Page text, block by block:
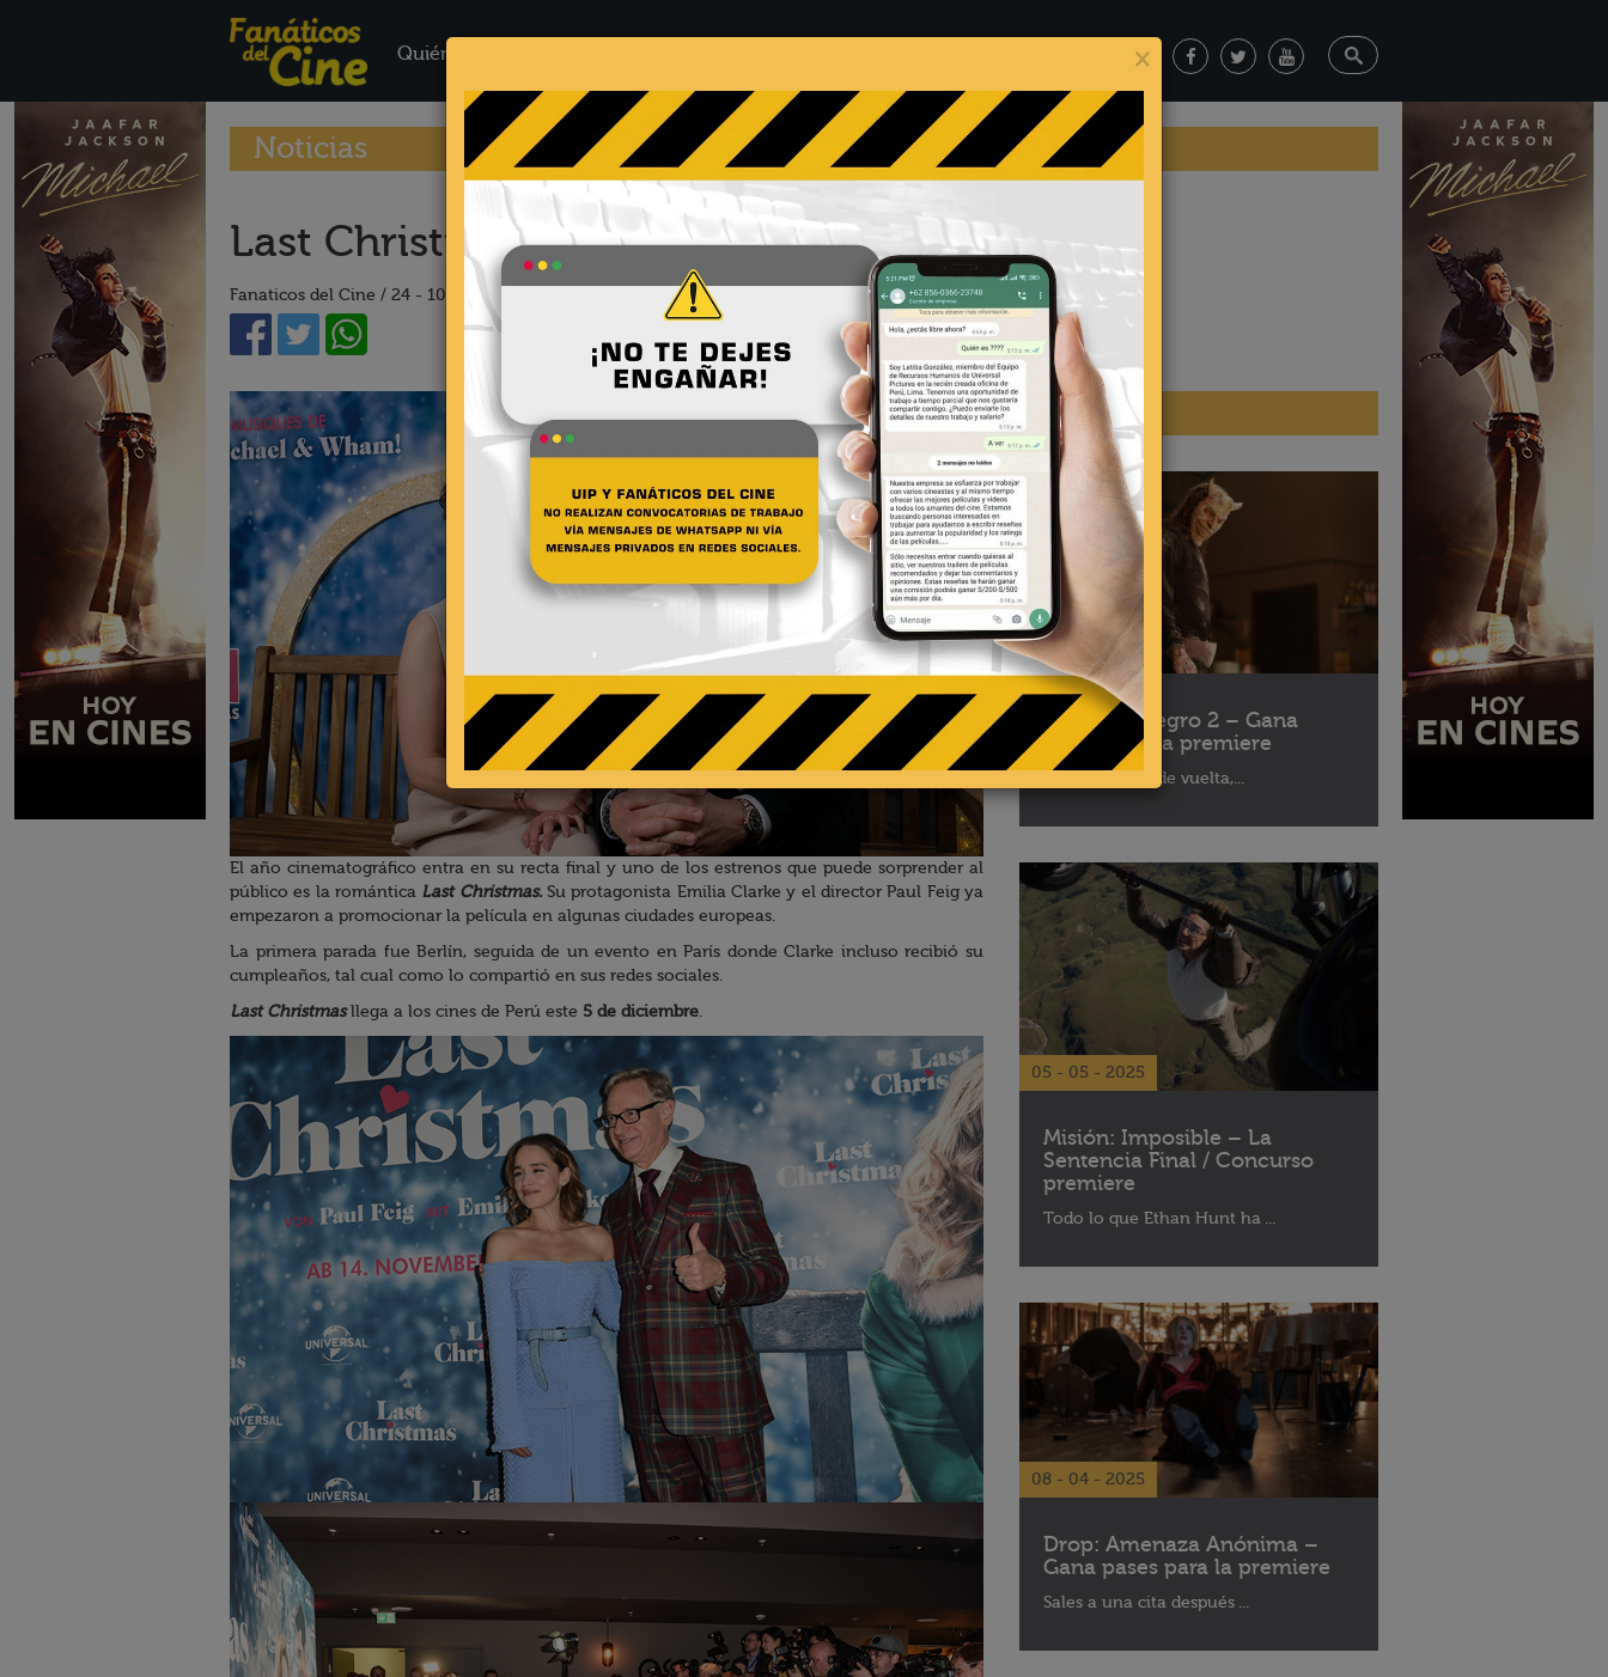
Quiénes Somos
Noticias
Last Christmas arrancó su gira europea
Fanaticos del Cine / 24 - 10 - 19
El año cinematográfico entra en su recta final y uno de los estrenos que puede sorprender al
público es la romántica Last Christmas.Su protagonista Emilia Clarke y el director Paul Feig ya
empezaron a promocionar la película en algunas ciudades europeas.
La primera parada fue Berlín, seguida de un evento en París donde Clarke incluso recibió su
cumpleaños, tal cual como lo compartió en sus redes sociales.
Last Christmasllega a los cines de Perú este 5 de diciembre.
Noticias
02 - 10 - 2025
Teléfono Negro 2 – Gana
pases para la premiere
El Raptor está de vuelta,...
05 - 05 - 2025
Misión: Imposible – La
Sentencia Final / Concurso
premiere
Todo lo que Ethan Hunt ha ...
08 - 04 - 2025
Drop: Amenaza Anónima –
Gana pases para la premiere
Sales a una cita después ...
×